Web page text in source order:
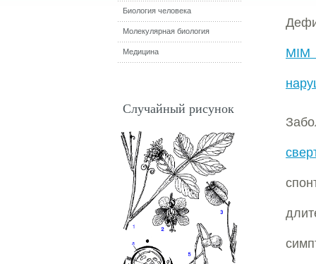
Биология человека
Молекулярная биология
Медицина
Случайный рисунок